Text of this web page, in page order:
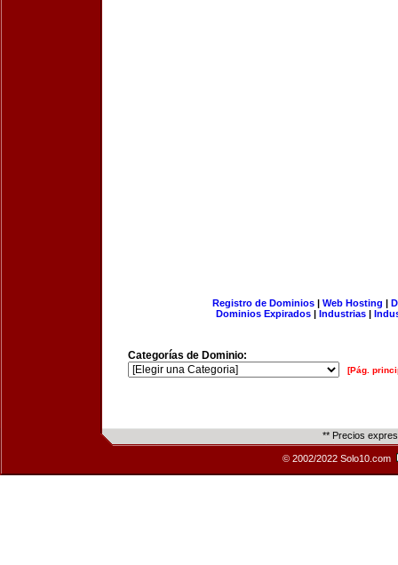
Registro de Dominios| Web Hosting |
Dominios Expirados | Industrias |
Categorías de Dominio:
[Pág.
** Precios
© 2002/2022 Solo10.com